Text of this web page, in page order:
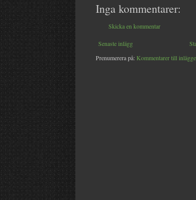
Inga kommentarer:
Skicka en kommentar
Senaste inlägg
Prenumerera på: Kommentarer till